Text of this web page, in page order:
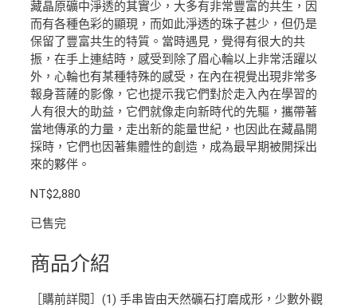
藏晶原礦中淨透的其實少，大多有非常豐富的共生，因
而有各種色彩的顯現，而如此淨透的珠子甚少，但仍是
保留了豐富共生的特質。當時遇見，覺得有很大的共
振，在手上連結時，感受到除了眉心輪以上非常活躍以
外，心輪也有某種特殊的感受，在內在視覺出現非常多
報身菩薩的影像，它也提示我它們對於走入內在學習的
人有很大的助益，它們就像走向新時代的先驅，攜帶著
當地傳承的力量，走出新的能量世紀，也因此在藏晶開
採時，它們也因著集體性的創造，成為最早期被開採出
來的夥伴。
NT$2,880
已售完
商品介紹
［購前詳閱］(1) 手串皆由天然礦石打磨成形，少數外觀